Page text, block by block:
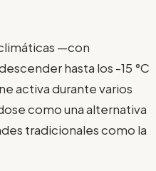
—con
hasta los -15 °C
activa durante varios
como una alternativa
tradicionales como la